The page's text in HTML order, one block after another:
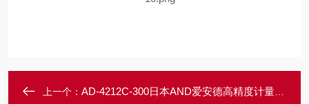
上一个： AD-4212C-300日本AND爱安德高精度计量传感器 AD-4212C